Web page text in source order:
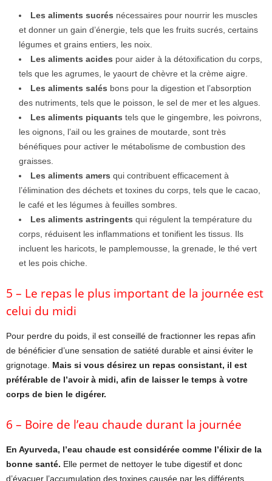
Les aliments sucrés nécessaires pour nourrir les muscles
et donner un gain d’énergie, tels que les fruits sucrés, certains
légumes et grains entiers, les noix.
Les aliments acides pour aider à la détoxification du corps,
tels que les agrumes, le yaourt de chèvre et la crème aigre.
Les aliments salés bons pour la digestion et l’absorption
des nutriments, tels que le poisson, le sel de mer et les algues.
Les aliments piquants tels que le gingembre, les poivrons,
les oignons, l’ail ou les graines de moutarde, sont très
bénéfiques pour activer le métabolisme de combustion des
graisses.
Les aliments amers qui contribuent efficacement à
l’élimination des déchets et toxines du corps, tels que le cacao,
le café et les légumes à feuilles sombres.
Les aliments astringents qui régulent la température du
corps, réduisent les inflammations et tonifient les tissus. Ils
incluent les haricots, le pamplemousse, la grenade, le thé vert
et les pois chiche.
5 – Le repas le plus important de la journée est
celui du midi
Pour perdre du poids, il est conseillé de fractionner les repas afin
de bénéficier d’une sensation de satiété durable et ainsi éviter le
grignotage. Mais si vous désirez un repas consistant, il est
préférable de l’avoir à midi, afin de laisser le temps à votre
corps de bien le digérer.
6 – Boire de l’eau chaude durant la journée
En Ayurveda, l’eau chaude est considérée comme l’élixir de la
bonne santé. Elle permet de nettoyer le tube digestif et donc
d’évacuer l’accumulation des toxines causée par les différents